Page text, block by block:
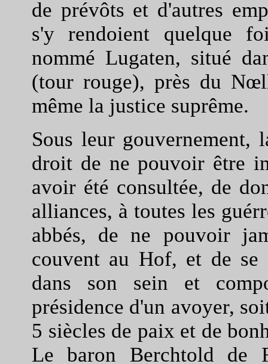
de prévôts et d'autres
s'y rendoient quelque
nommé Lugaten, situé
(tour rouge), près du
même la justice suprême.
Sous leur gouvernement,
droit de ne pouvoir être
avoir été consultée, de
alliances, à toutes les
abbés, de ne pouvoir
couvent au Hof, et de se
dans son sein et
présidence d'un avoyer,
5 siècles de paix et de
Le baron Berchtold de